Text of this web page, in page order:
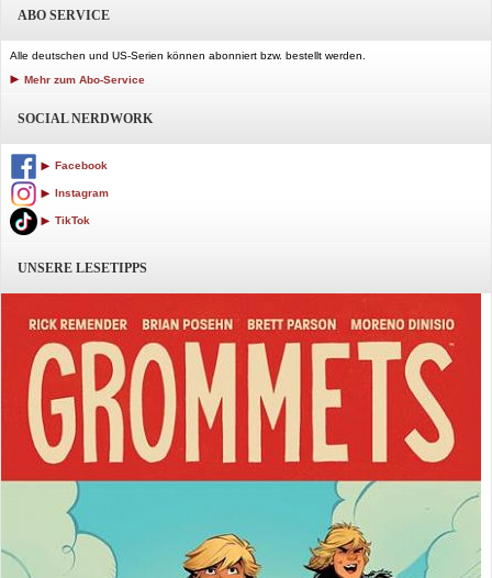
ABO SERVICE
Alle deutschen und US-Serien können abonniert bzw. bestellt werden.
Mehr zum Abo-Service
SOCIAL NERDWORK
Facebook
Instagram
TikTok
UNSERE LESETIPPS